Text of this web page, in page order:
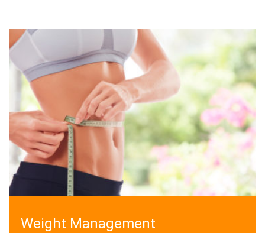
Weight Management